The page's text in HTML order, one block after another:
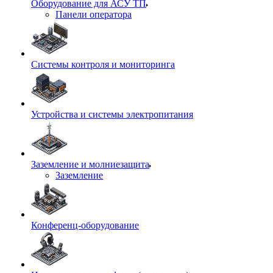
Оборудование для АСУ ТП
Панели оператора
Системы контроля и мониторинга
Устройства и системы электропитания
Заземление и молниезащита
Заземление
Конференц-оборудование